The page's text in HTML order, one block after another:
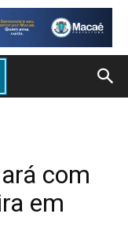
com
em